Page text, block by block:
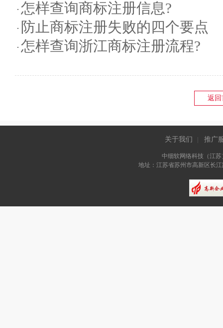
怎样查询商标注册信息?
防止商标注册失败的四个要点
怎样查询浙江商标注册流程?
返回
关于我们 推广
中细软网络科技（江
地址：江苏省苏州市高新区长